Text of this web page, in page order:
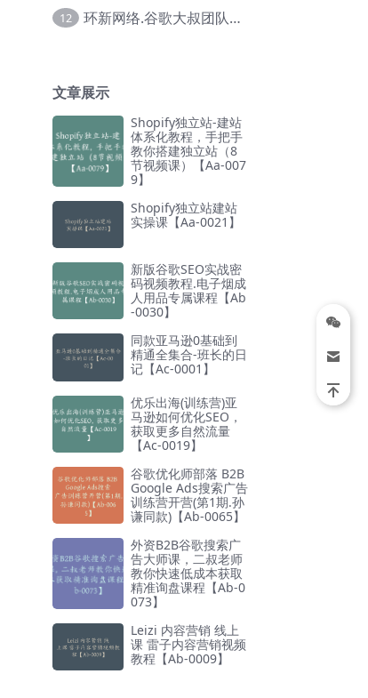
12 环新网络.谷歌大叔团队谷歌SEO实战教程【Ab-0024】
文章展示
Shopify独立站-建站
体系化教程，手把手
教你搭建独立站（8
节视频课）【Aa-007
9】
Shopify独立站建站
实操课【Aa-0021】
新版谷歌SEO实战密
码视频教程.电子烟成
人用品专属课程【Ab
-0030】
同款亚马逊0基础到
精通全集合-班长的日
记【Ac-0001】
优乐出海(训练营)亚
马逊如何优化SEO，
获取更多自然流量
【Ac-0019】
谷歌优化师部落 B2B
Google Ads搜索广告
训练营开营(第1期.孙
谦同款)【Ab-0065】
外资B2B谷歌搜索广
告大师课，二叔老师
教你快速低成本获取
精准询盘课程【Ab-0
073】
Leizi 内容营销 线上
课 雷子内容营销视频
教程【Ab-0009】